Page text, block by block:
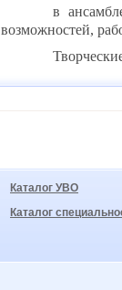
в
возможностей,
Каталог УВО
Каталог